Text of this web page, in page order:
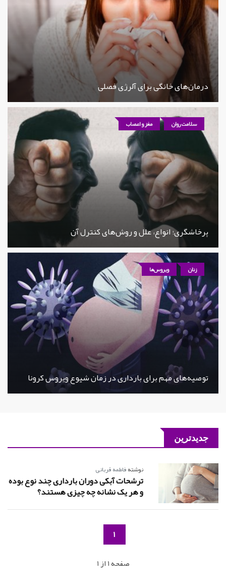
درمان‌های خانگی برای آلرژی فصلی
سلامت روان مغز و اعصاب
پرخاشگری؛ انواع، علل و روش‌های کنترل آن
زنان ویروس‌ها
توصیه‌های مهم برای بارداری در زمان شیوع ویروس کرونا
جدیدترین
نوشتهفاطمه قربانی
ترشحات آبکی دوران بارداری چند نوع بوده
و هر یک نشانه چه چیزی هستند؟
1
صفحه 1 از 1